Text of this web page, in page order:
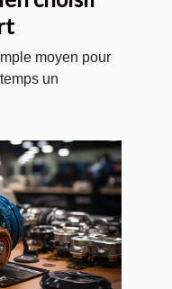
moyen pour
un